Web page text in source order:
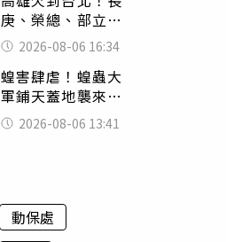
庚、榮總、部立醫
院都受害 「醫療
暴力男」離譜紀錄
曝光
2026-08-06 16:34
蝗害肆虐！蝗蟲大
軍鋪天蓋地襲來宛
如末日 網驚：聖
經十災
2026-08-06 13:41
動保處